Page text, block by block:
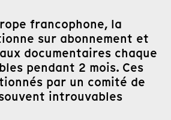
francophone, la
sur abonnement et
documentaires chaque
pendant 2 mois. Ces
par un comité de
introuvables